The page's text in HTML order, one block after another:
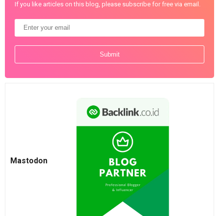
If you like articles on this blog, please subscribe for free via email.
Mastodon